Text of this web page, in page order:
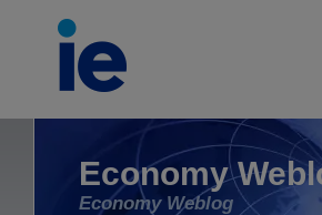
Economy
Economy Weblog